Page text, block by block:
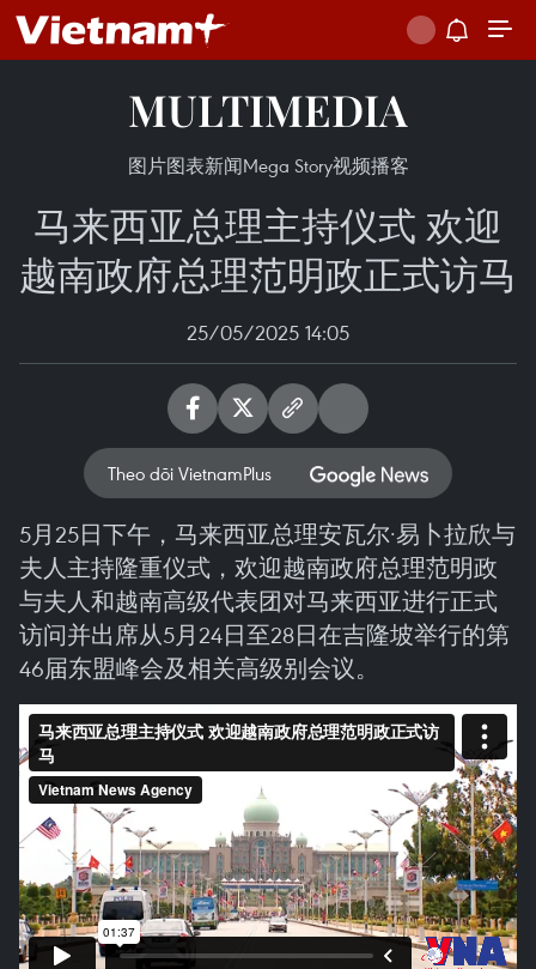
MULTIMEDIA
图片图表新闻Mega Story视频播客
马来西亚总理主持仪式 欢迎
越南政府总理范明政正式访马
25/05/2025 14:05
Theo dõi VietnamPlus
5月25日下午，马来西亚总理安瓦尔·易卜拉欣与
夫人主持隆重仪式，欢迎越南政府总理范明政
与夫人和越南高级代表团对马来西亚进行正式
访问并出席从5月24日至28日在吉隆坡举行的第
46届东盟峰会及相关高级别会议。